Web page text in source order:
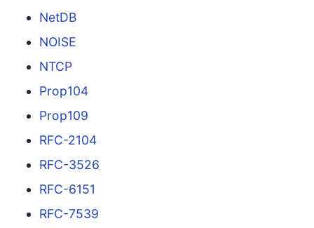
NetDB
NOISE
NTCP
Prop104
Prop109
RFC-2104
RFC-3526
RFC-6151
RFC-7539